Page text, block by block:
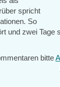
spricht
So
und zwei Tage
bitte